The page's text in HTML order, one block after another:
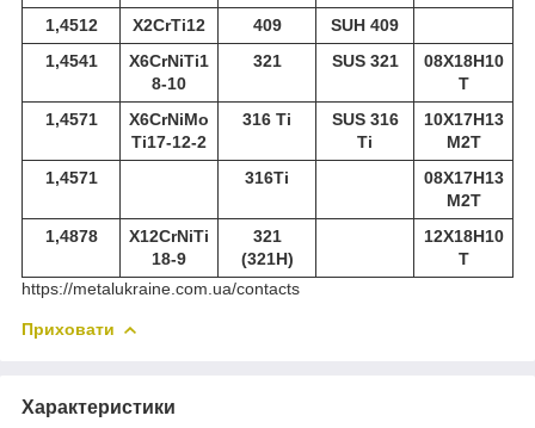
1,4512 X2CrTi12 409
SUH 409
1,4541
X6CrNiTi1
8-10
321 SUS 321
08Х18Н10
Т
1,4571
X6CrNiMo
Ti17-12-2
316 Ti
SUS 316
Ti
10Х17Н13
М2Т
1,4571
316Ti
08Х17Н13
М2Т
1,4878
X12CrNiTi
18-9
321
(321Н)
12Х18Н10
Т
https://metalukraine.com.ua/contacts
Приховати
Характеристики